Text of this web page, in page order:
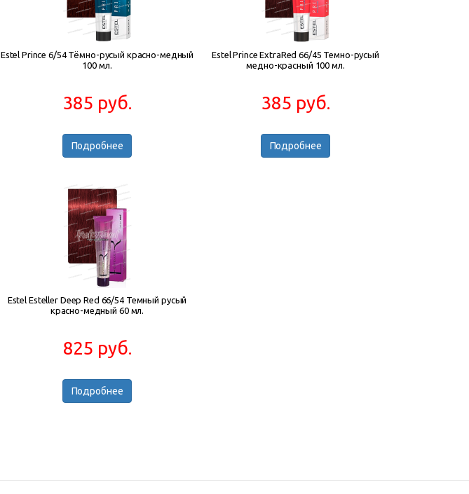
Estel Prince 6/54 Тёмно-русый красно-медный
100 мл.
385 руб.
Подробнее
Estel Prince ExtraRed 66/45 Темно-русый
медно-красный 100 мл.
385 руб.
Подробнее
Estel Esteller Deep Red 66/54 Темный русый
красно-медный 60 мл.
825 руб.
Подробнее